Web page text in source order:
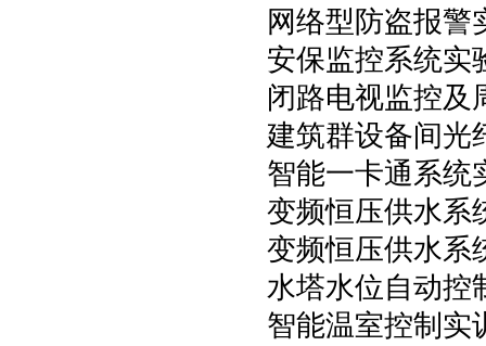
网络型防盗报警
安保监控系统实
闭路电视监控及
建筑群设备间光
智能一卡通系统
变频恒压供水系
变频恒压供水系
水塔水位自动控
智能温室控制实